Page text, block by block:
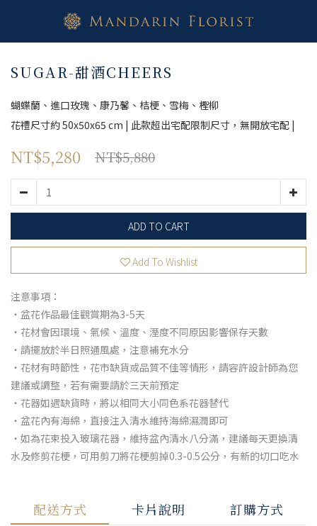
SUGAR-甜酒CHEERS
蝴蝶蘭、進口玫瑰、康乃馨、桔梗、雪梅、檉柳
花禮尺寸約 50x50x65 cm | 此款超出宅配限制尺寸，無開放宅配 |
NT$5,280 NT$5,880
ADD TO CART
Add To Wishlist
注意事項：
・盆花作品最佳觀賞期為3-5天
・花材會因環境、氣候、溫度、溼度不同原因影響保存天數
・請擺放於半日照通風處，注意補充水分
・花材有時節性，花市缺貨或品質不佳等情形，請容許設計師為您
建議或調整，若有需要請於三天前預定
・花器如遇缺貨時，將以相同大小同色系花器替代
・盆花內有海綿，直接注入清水維持海綿濕潤即可
・如為花束投入玻璃花器，維持盆內清水八分滿，建議每天更換清
水及修剪花梗，可用剪刀將花梗剪掉0.3-0.5公分，有新的切口吃水
配送方式 卡片說明 訂購方式